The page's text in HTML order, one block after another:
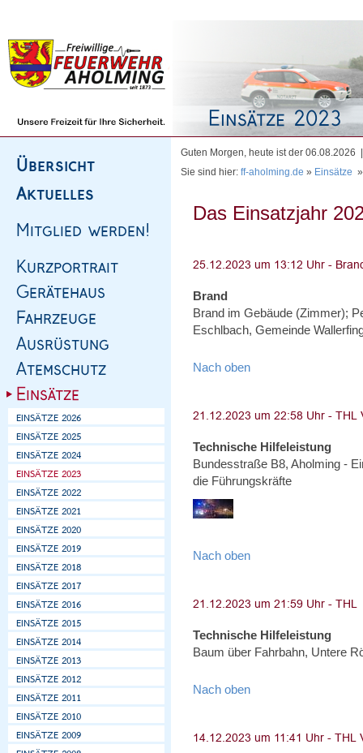
Guten Morgen, heute ist der
Sie sind hier: ff-aholming.de » Einsätze
Das Einsatzjahr
Brand
Brand im Gebäude (Zimmer);
Eschlbach, Gemeinde
Nach oben
Technische Hilfeleistung
Bundesstraße B8, Aholming -
die Führungskräfte
Nach oben
Technische Hilfeleistung
Baum über Fahrbahn, Untere
Nach oben